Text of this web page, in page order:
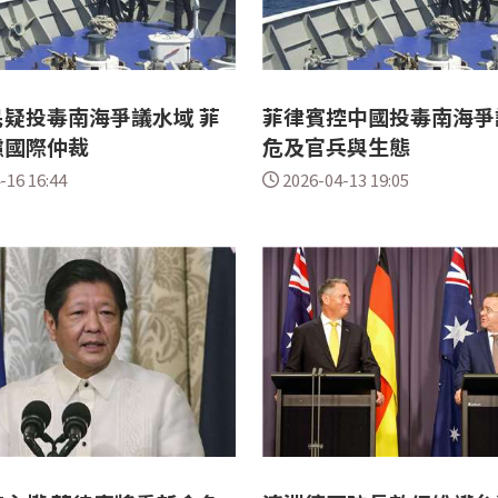
投毒南海爭議水域 菲
際仲裁
16:44
菲律賓控中國投毒南海
危及官兵與生態
2026-04-13 19:05